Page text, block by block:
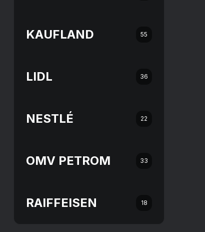
KAUFLAND 55
LIDL 36
NESTLÉ 22
OMV PETROM 33
RAIFFEISEN 18